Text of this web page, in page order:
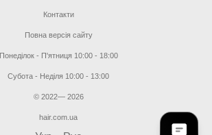
Контакти
Повна версія сайту
Понеділок - П'ятниця 10:00 - 18:00
Субота - Неділя 10:00 - 13:00
© 2022— 2026
hair.com.ua